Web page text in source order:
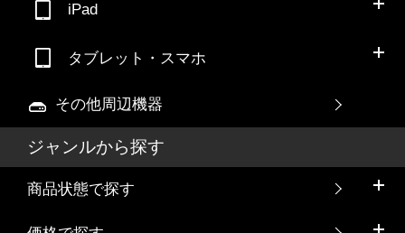
iPad
タブレット・スマホ
その他周辺機器
ジャンルから探す
商品状態で探す